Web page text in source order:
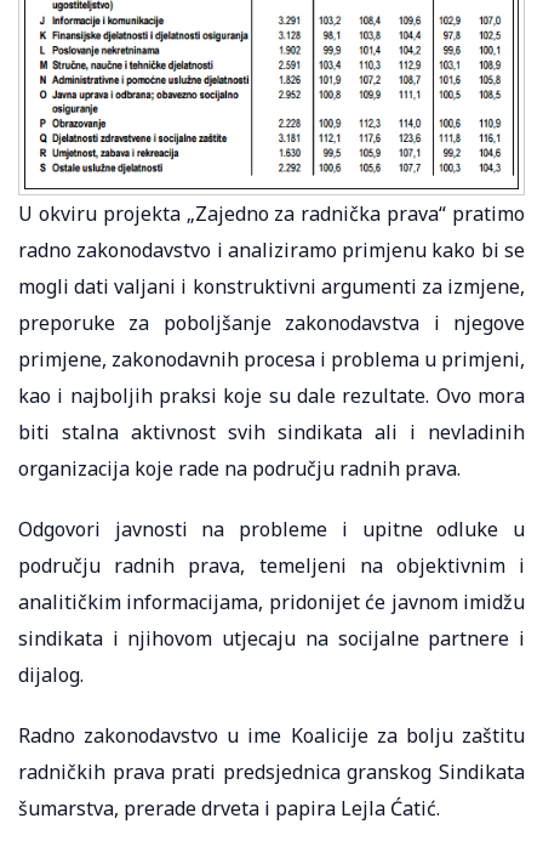
U okviru projekta „Zajedno za radnička prava“ pratimo
radno zakonodavstvo i analiziramo primjenu kako bi se
mogli dati valjani i konstruktivni argumenti za izmjene,
preporuke za poboljšanje zakonodavstva i njegove
primjene, zakonodavnih procesa i problema u primjeni,
kao i najboljih praksi koje su dale rezultate. Ovo mora
biti stalna aktivnost svih sindikata ali i nevladinih
organizacija koje rade na području radnih prava.
Odgovori javnosti na probleme i upitne odluke u
području radnih prava, temeljeni na objektivnim i
analitičkim informacijama, pridonijet će javnom imidžu
sindikata i njihovom utjecaju na socijalne partnere i
dijalog.
Radno zakonodavstvo u ime Koalicije za bolju zaštitu
radničkih prava prati predsjednica granskog Sindikata
šumarstva, prerade drveta i papira Lejla Ćatić.